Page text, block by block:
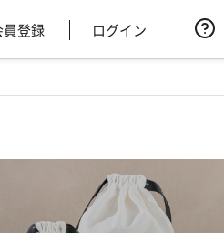
登録 ログイン